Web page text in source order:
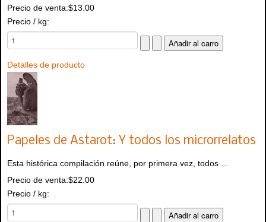
Precio de venta:$13.00
Precio / kg:
Detalles de producto
Papeles de Astarot: Y todos los microrrelatos
Esta histórica compilación reúne, por primera vez, todos ...
Precio de venta:$22.00
Precio / kg: